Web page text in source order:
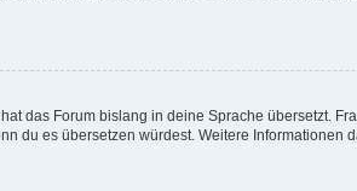
das Forum bislang in deine Sprache übersetzt.
du es übersetzen würdest. Weitere Informationen